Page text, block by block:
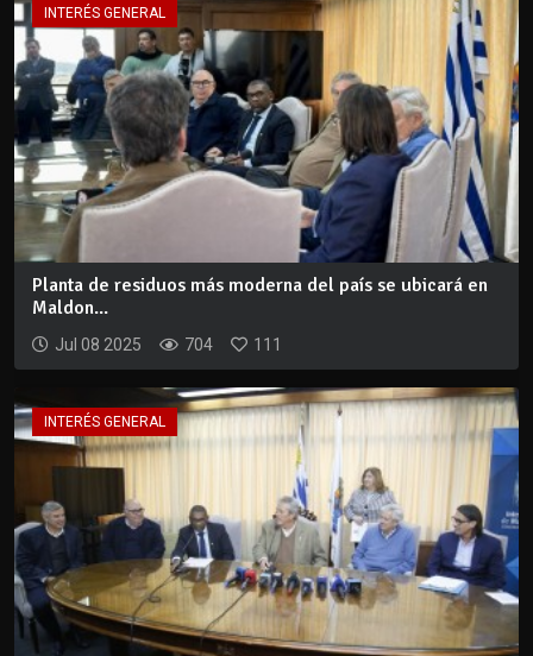
INTERÉS GENERAL
Planta de residuos más moderna del país se ubicará en
Maldon...
Jul 08 2025 704 111
INTERÉS GENERAL